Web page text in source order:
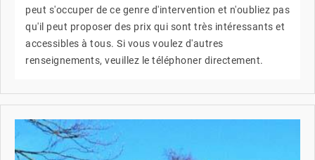
peut s'occuper de ce genre d'intervention et n'oubliez pas
qu'il peut proposer des prix qui sont très intéressants et
accessibles à tous. Si vous voulez d'autres
renseignements, veuillez le téléphoner directement.